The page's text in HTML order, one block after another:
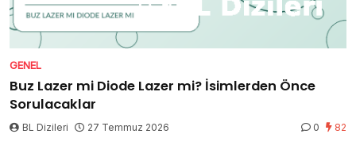
GENEL
Buz Lazer mi Diode Lazer mi? İsimlerden Önce
Sorulacaklar
BL Dizileri 27 Temmuz 2026 0 82